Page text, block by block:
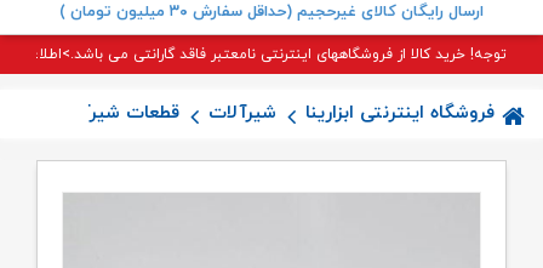
ارسال رایگان کالای غیرحجیم (حداقل سفارش ۳۰ میلیون تومان )
توجه! خرید کالا از فروشگاههای اینترنتی نامعتبر فاقد گارانتی می باشد.>اطلاعات
فروشگاه اینترنتی ابزارینا شیرآلات قطعات شیرآلات